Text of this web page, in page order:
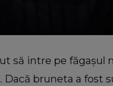
să intre pe făgașul
bruneta a fost